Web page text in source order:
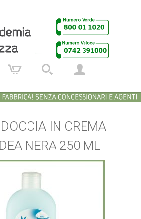
IN CREMA
NERA 250 ML